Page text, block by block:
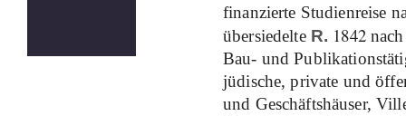
finanzierte Studienreise
übersiedelte R. 1842
Bau- und
jüdische, private und
und Geschäftshäuser,